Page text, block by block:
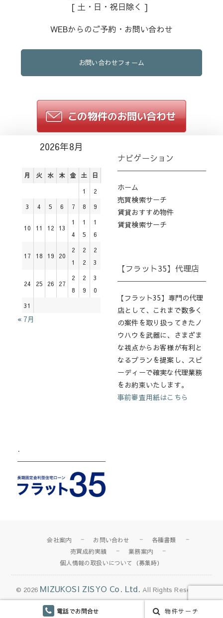
電話でお問合せ
[ 土・日・祝日除く ]
WEBからのご予約・お問い合わせ
お問い合わせフォーム
物件サーチ
2026年8月
月 火 水 木 金 土 日
1
2
3
4 5 6 7 8 9
10 11 12 13
1
4
1
5
1
6
17 18 19 20
2
1
2
2
2
3
24 25 26 27
2
8
2
9
3
0
31
« 7月
ナビゲーション
ホーム
売買検索サーチ
賃貸おすすめ物件
賃貸検索サーチ
【フラット35】代理店
【フラット35】専門の代理
店として、これまで数多く
の案件を取り扱ってきたノ
ウハウを武器に、さまざま
な視点からお客様が有利と
なるプランを提案し、スピ
ーディーで確実な代理業務
をお約束いたします。
事前審査用紙はこちら
.
会社案内 お問い合わせ
各種書類
売買成約実績
業務案内
個人情報の取扱いについて（募集時）
© 2026 MIZUKOSI ZISYO Co. Ltd. All Rights Reserved.